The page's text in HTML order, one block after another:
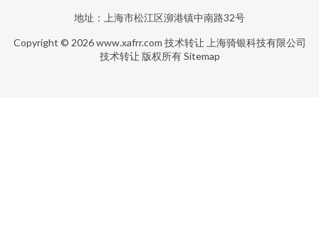
地址：上海市松江区泖港镇中南路32号
Copyright © 2026www.xafrr.com 技术转让 上海骑银科技有限公司
技术转让 版权所有Sitemap